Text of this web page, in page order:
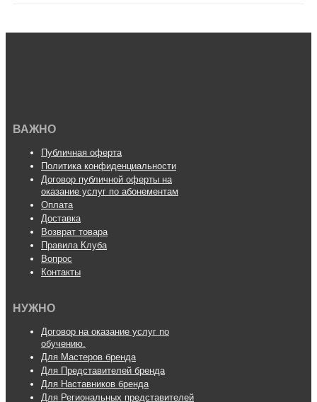
ВАЖНО
Публичная оферта
Политика конфиденциальности
Договор публичной оферты на
оказание услуг по абонементам
Оплата
Доставка
Возврат товара
Правила Клуба
Вопрос
Контакты
НУЖНО
Договор на оказание услуг по
обучению.
Для Мастеров бренда
Для Представителей бренда
Для Наставников бренда
Для Региональных представителей